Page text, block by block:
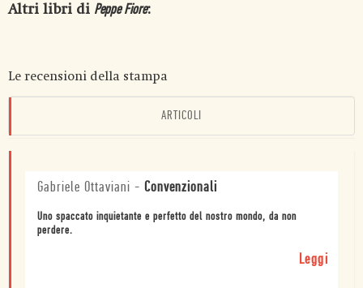
Altri libri di Peppe Fiore:
Le recensioni della stampa
ARTICOLI
Gabriele Ottaviani - Convenzionali
Uno spaccato inquietante e perfetto del nostro mondo, da non
perdere.
Leggi